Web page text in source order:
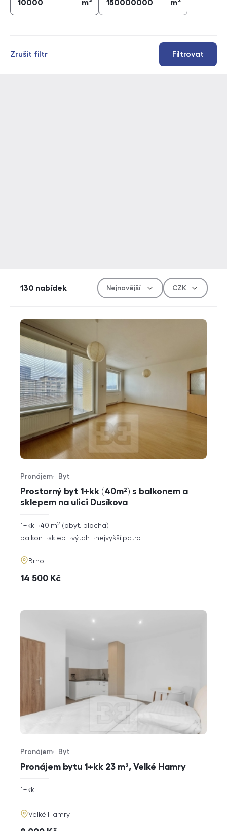
m m
Filtrovat
Zrušit filtr
130 nabídek
Měna
Prostorný byt 1+kk (40m²) s balkonem a
sklepem na ulici Dusíkova
Typ nabídky
Pronájem
Typ nemovitosti
Byt
rozměry
1+kk obyt. plocha
40 m2
funkce
balkon sklep výtah nejvyšší patro
adresa
Brno
cena
14 500 Kč
Pronájem bytu 1+kk 23 m², Velké Hamry
Typ nabídky
Pronájem
Typ nemovitosti
Byt
rozměry
1+kk
adresa
Velké Hamry